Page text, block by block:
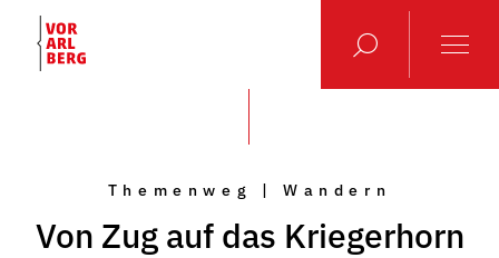
Themenweg | Wandern
Von Zug auf das Kriegerhorn